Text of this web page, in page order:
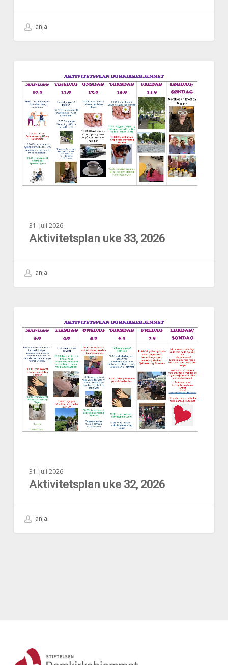
anja
uke
2026
31. juli 2026
Aktivitetsplan uke 33, 2026
anja
uke
2026
31. juli 2026
Aktivitetsplan uke 32, 2026
anja